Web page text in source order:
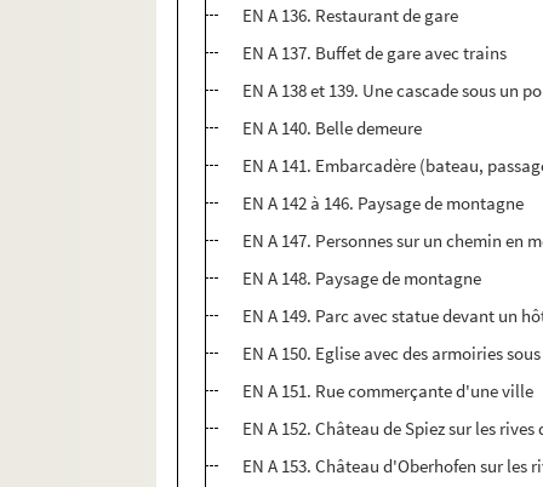
EN A 136. Restaurant de gare
EN A 137. Buffet de gare avec trains
EN A 138 et 139. Une cascade sous un
EN A 140. Belle demeure
EN A 141. Embarcadère (bateau,
EN A 142 à 146. Paysage de montagne
EN A 147. Personnes sur un chemin en
EN A 148. Paysage de montagne
EN A 149. Parc avec statue devant un
EN A 150. Eglise avec des armoiries
EN A 151. Rue commerçante d'une ville
EN A 152. Château de Spiez sur les
EN A 153. Château d'Oberhofen sur les